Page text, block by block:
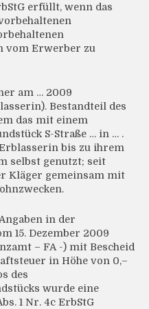
erfüllt, wenn das
vom Erwerber zu
am … 2009
Bestandteil des
das mit einem
S-Straße … in … .
bis zu ihrem
selbst genutzt; seit
Kläger gemeinsam mit
in der
15. Dezember 2009
– FA -) mit Bescheid
in Höhe von 0,–
des
wurde eine
1 Nr. 4c ErbStG